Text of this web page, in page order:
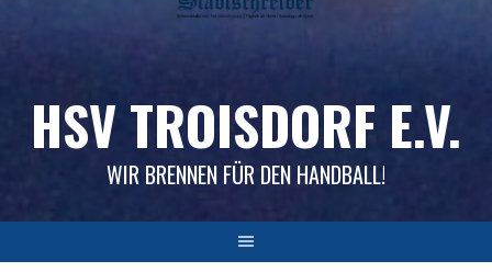
HSV TROISDORF E.V.
WIR BRENNEN FÜR DEN HANDBALL!